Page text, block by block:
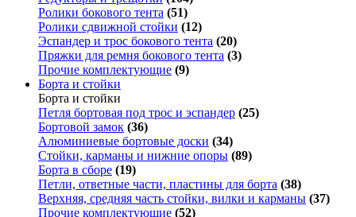
Ролики бокового тента (51)
Ролики сдвижной стойки (12)
Эспандер и трос бокового тента (20)
Пряжки для ремня бокового тента (3)
Прочие комплектующие (9)
Борта и стойки
Борта и стойки
Петля бортовая под трос и эспандер (25)
Бортовой замок (36)
Алюминиевые бортовые доски (34)
Стойки, карманы и нижние опоры (89)
Борта в сборе (19)
Петли, ответные части, пластины для борта (38)
Верхняя, средняя часть стойки, вилки и карманы (37)
Прочие комплектующие (52)